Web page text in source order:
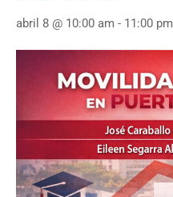
abril 8 @ 10:00 am - 11:00 pm